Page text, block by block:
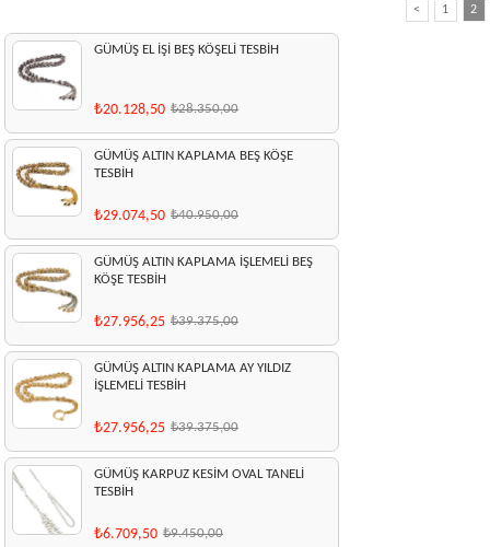
< 1 2
GÜMÜŞ EL İŞİ BEŞ KÖŞELİ TESBİH
₺20.128,50 ₺28.350,00
GÜMÜŞ ALTIN KAPLAMA BEŞ KÖŞE
TESBİH
₺29.074,50 ₺40.950,00
GÜMÜŞ ALTIN KAPLAMA İŞLEMELİ BEŞ
KÖŞE TESBİH
₺27.956,25 ₺39.375,00
GÜMÜŞ ALTIN KAPLAMA AY YILDIZ
İŞLEMELİ TESBİH
₺27.956,25 ₺39.375,00
GÜMÜŞ KARPUZ KESİM OVAL TANELİ
TESBİH
₺6.709,50 ₺9.450,00